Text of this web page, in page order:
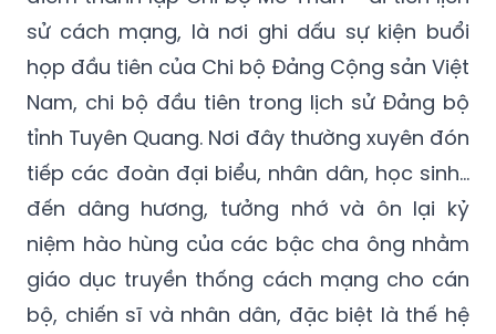
sử cách mạng, là nơi ghi dấu sự kiện buổi
họp đầu tiên của Chi bộ Đảng Cộng sản Việt
Nam, chi bộ đầu tiên trong lịch sử Đảng bộ
tỉnh Tuyên Quang. Nơi đây thường xuyên đón
tiếp các đoàn đại biểu, nhân dân, học sinh…
đến dâng hương, tưởng nhớ và ôn lại kỷ
niệm hào hùng của các bậc cha ông nhằm
giáo dục truyền thống cách mạng cho cán
bộ, chiến sĩ và nhân dân, đặc biệt là thế hệ